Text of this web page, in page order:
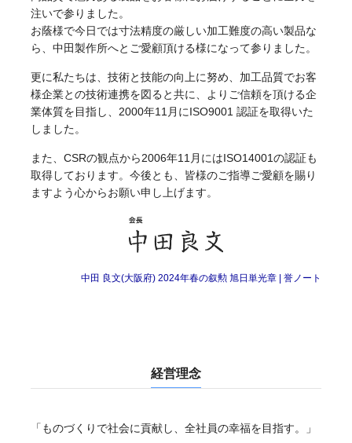
注いで参りました。
お蔭様で今日では寸法精度の厳しい加工難度の高い製品な
ら、中田製作所へとご愛顧頂ける様になって参りました。
更に私たちは、技術と技能の向上に努め、加工品質でお客
様企業との技術連携を図ると共に、よりご信頼を頂ける企
業体質を目指し、2000年11月にISO9001 認証を取得いた
しました。
また、CSRの観点から2006年11月にはISO14001の認証も
取得しております。今後とも、皆様のご指導ご愛顧を賜り
ますよう心からお願い申し上げます。
中田 良文(大阪府) 2024年春の叙勲 旭日単光章 | 誉ノート
経営理念
「ものづくりで社会に貢献し、全社員の幸福を目指す。」